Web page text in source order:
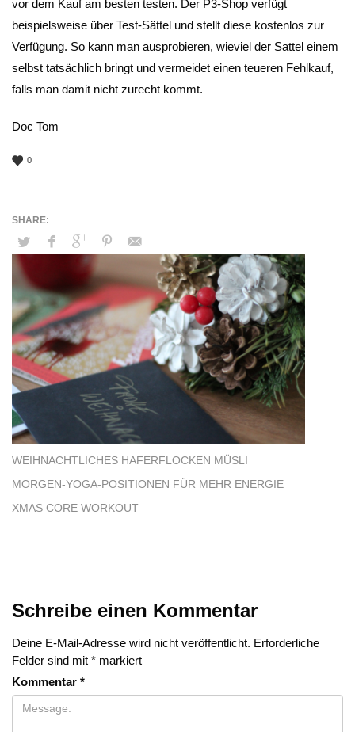
vor dem Kauf am besten testen. Der P3-Shop verfügt
beispielsweise über Test-Sättel und stellt diese kostenlos zur
Verfügung. So kann man ausprobieren, wieviel der Sattel einem
selbst tatsächlich bringt und vermeidet einen teueren Fehlkauf,
falls man damit nicht zurecht kommt.
Doc Tom
0
WEIHNACHTLICHES HAFERFLOCKEN MÜSLI
MORGEN-YOGA-POSITIONEN FÜR MEHR ENERGIE
XMAS CORE WORKOUT
Schreibe einen Kommentar
Deine E-Mail-Adresse wird nicht veröffentlicht. Erforderliche
Felder sind mit * markiert
Kommentar *